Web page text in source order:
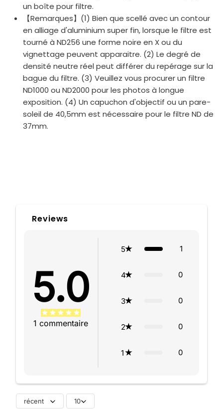
un boîte pour filtre.
【Remarques】(1) Bien que scellé avec un contour
en alliage d'aluminium super fin, lorsque le filtre est
tourné à ND256 une forme noire en X ou du
vignettage peuvent apparaitre. (2) Le degré de
densité neutre réel peut différer du repérage sur la
bague du filtre. (3) Veuillez vous procurer un filtre
ND1000 ou ND2000 pour les photos à longue
exposition. (4) Un capuchon d'objectif ou un pare-
soleil de 40,5mm est nécessaire pour le filtre ND de
37mm.
Reviews
5.0
1 commentaire
5 1
4 0
3 0
2 0
1 0
récent 10